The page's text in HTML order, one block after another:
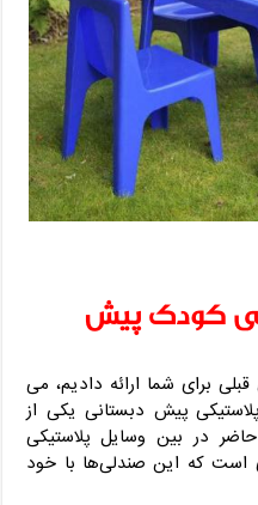
کودک پیش
برای شما ارائه دادیم، می
پیش دبستانی یکی از
در بین وسایل پلاستیکی
است که این صندلی‌ها با خود